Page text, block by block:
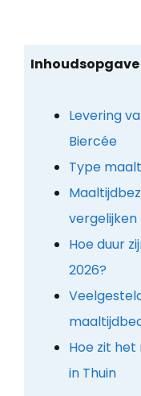
Inhoudsopgave
Levering
Biercée
Type
vergelijken
Hoe duur
2026?
Hoe zit
in Thuin